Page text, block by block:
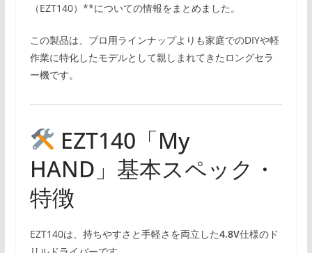
（EZT140）**についての情報をまとめました。
この製品は、プロ用ラインナップよりも家庭でのDIYや軽
作業に特化したモデルとして親しまれてきたロングセラ
ー機です。
EZT140「My
HAND」基本スペック・
特徴
EZT140は、持ちやすさと手軽さを両立した4.8V仕様のド